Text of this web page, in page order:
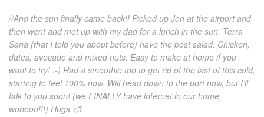
//And the sun finally came back!! Picked up Jon at the airport and
then went and met up with my dad for a lunch in the sun. Terra
Sana (that I told you about before) have the best salad. Chicken,
dates, avocado and mixed nuts. Easy to make at home if you
want to try! :-) Had a smoothie too to get rid of the last of this cold,
starting to feel 100% now. Will head down to the port now, but I’ll
talk to you soon! (we FINALLY have internet in our home,
wohooo!!!) Hugs <3